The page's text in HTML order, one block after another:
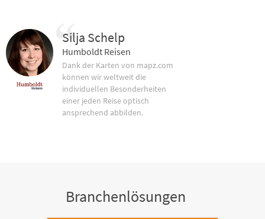
Silja Schelp
Humboldt Reisen
Dank der Karten von mapz.com
können wir weltweit die
individuellen Besonderheiten
einer jeden Reise optisch
ansprechend abbilden.
Branchenlösungen